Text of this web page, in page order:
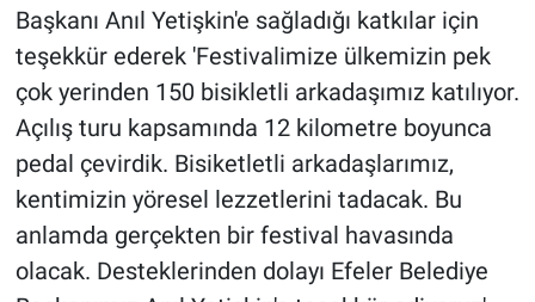
Başkanı Anıl Yetişkin'e sağladığı katkılar için
teşekkür ederek 'Festivalimize ülkemizin pek
çok yerinden 150 bisikletli arkadaşımız katılıyor.
Açılış turu kapsamında 12 kilometre boyunca
pedal çevirdik. Bisiketletli arkadaşlarımız,
kentimizin yöresel lezzetlerini tadacak. Bu
anlamda gerçekten bir festival havasında
olacak. Desteklerinden dolayı Efeler Belediye